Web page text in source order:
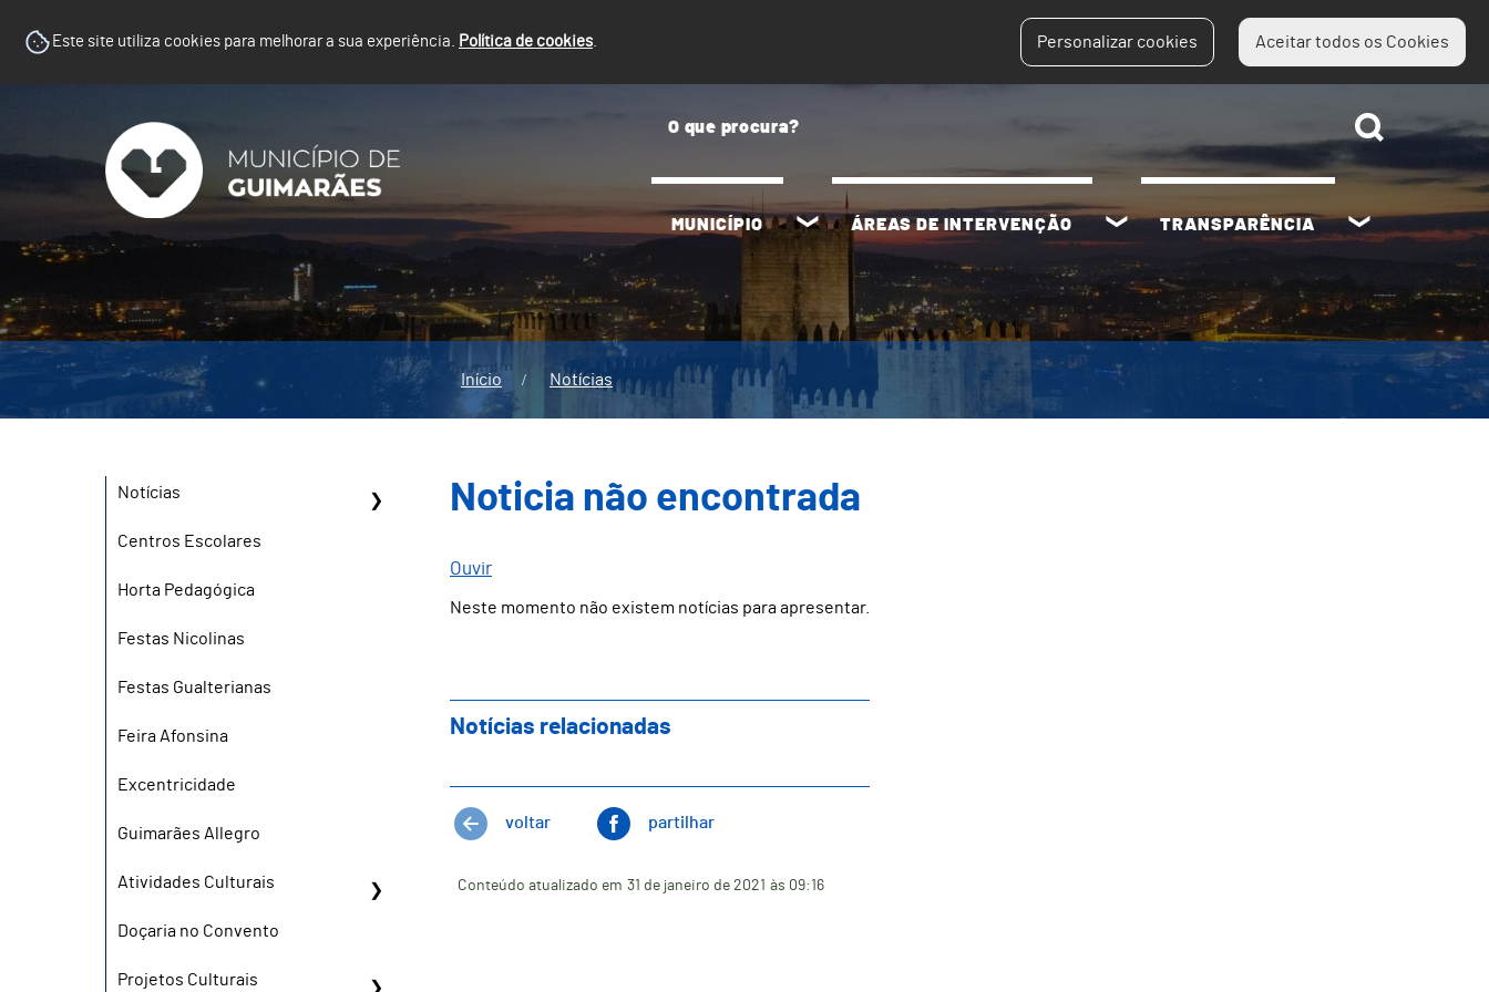
Este site utiliza cookies para melhorar a sua experiência. Política de cookies. Personalizar cookies Aceitar todos os Cookies
MUNICÍPIO ÁREAS DE INTERVENÇÃO TRANSPARÊNCIA
Início Notícias
Notícias
Centros Escolares
Horta Pedagógica
Festas Nicolinas
Festas Gualterianas
Feira Afonsina
Excentricidade
Guimarães Allegro
Atividades Culturais
Doçaria no Convento
Projetos Culturais
Noticia não encontrada
Ouvir
Neste momento não existem notícias para apresentar.
Notícias relacionadas
voltar partilhar
Conteúdo atualizado em 31 de janeiro de 2021 às 09:16